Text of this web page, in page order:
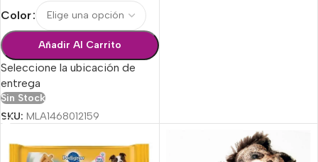
Color
Añadir Al Carrito
Seleccione la ubicación de
entrega
Sin Stock
SKU: MLA1468012159